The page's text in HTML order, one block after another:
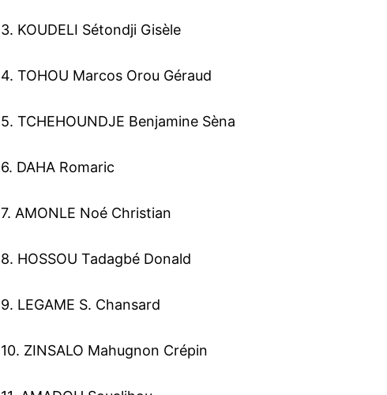
3. KOUDELI Sétondji Gisèle
4. TOHOU Marcos Orou Géraud
5. TCHEHOUNDJE Benjamine Sèna
6. DAHA Romaric
7. AMONLE Noé Christian
8. HOSSOU Tadagbé Donald
9. LEGAME S. Chansard
10. ZINSALO Mahugnon Crépin